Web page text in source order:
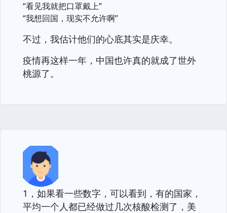
“看见我就把口罩戴上”
“我想回国，现实不允许啊”
不过，我估计他们的心底其实是庆幸。
疫情再这样一年，中国也许真的就成了世外
桃源了。
1，如果看一些数字，可以看到，有的国家，
平均一个人都已经做过几次核酸检测了，美